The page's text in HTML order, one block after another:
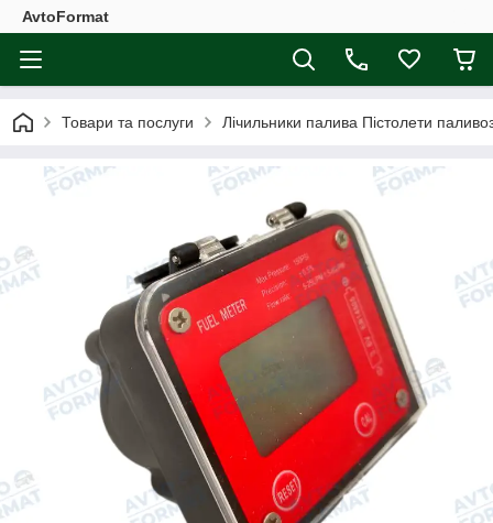
AvtoFormat
Товари та послуги Лічильники палива Пістолети